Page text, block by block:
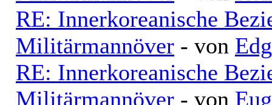
RE: Innerkoreanische
Militärmannöver - von
RE: Innerkoreanische
Militärmannöver - von